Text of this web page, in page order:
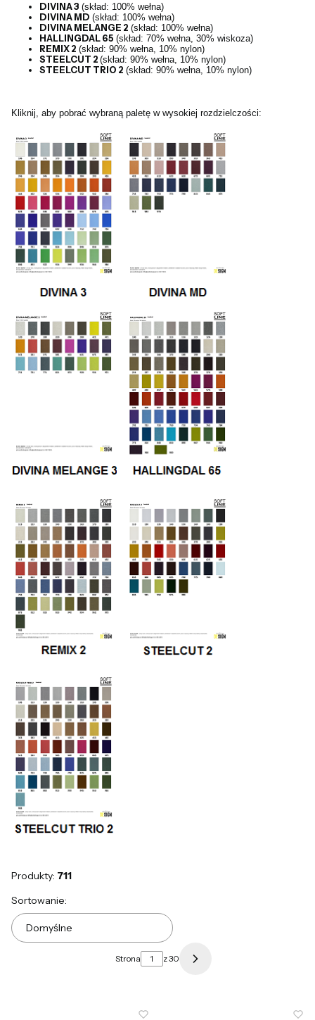
DIVINA 3 (skład: 100% wełna)
DIVINA MD (skład: 100% wełna)
DIVINA MELANGE 2 (skład: 100% wełna)
HALLINGDAL 65 (skład: 70% wełna, 30% wiskoza)
REMIX 2 (skład: 90% wełna, 10% nylon)
STEELCUT 2 (skład: 90% wełna, 10% nylon)
STEELCUT TRIO 2 (skład: 90% wełna, 10% nylon)
Kliknij, aby pobrać wybraną paletę w wysokiej rozdzielczości:
Produkty: 711
Lista produktów
Sortowanie:
Domyślne
Strona z 30 Następne produkty